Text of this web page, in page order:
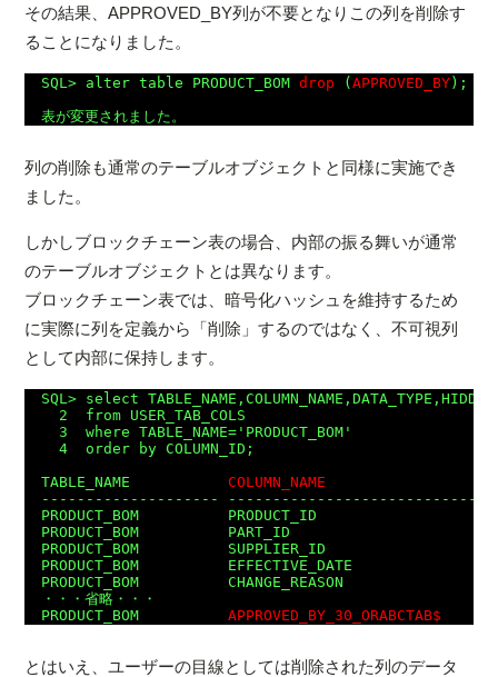
その結果、APPROVED_BY列が不要となりこの列を削除す
ることになりました。
SQL> alter table PRODUCT_BOM drop (APPROVED_BY);
列の削除も通常のテーブルオブジェクトと同様に実施でき
ました。
しかしブロックチェーン表の場合、内部の振る舞いが通常
のテーブルオブジェクトとは異なります。
ブロックチェーン表では、暗号化ハッシュを維持するため
に実際に列を定義から「削除」するのではなく、不可視列
として内部に保持します。
SQL> select
  2  from USER_TAB_COLS
  3  where TABLE_NAME='PRODUCT_BOM'
  4  order by COLUMN_ID;
TABLE_NAME COLUMN_NAME
--------------------
PRODUCT_BOM          PRODUCT_ID
PRODUCT_BOM          PART_ID
PRODUCT_BOM          SUPPLIER_ID
PRODUCT_BOM          EFFECTIVE_DATE
PRODUCT_BOM          CHANGE_REASON
・・・省略・・・
PRODUCT_BOM APPROVED_BY_30_ORABCTAB$
とはいえ、ユーザーの目線としては削除された列のデータ